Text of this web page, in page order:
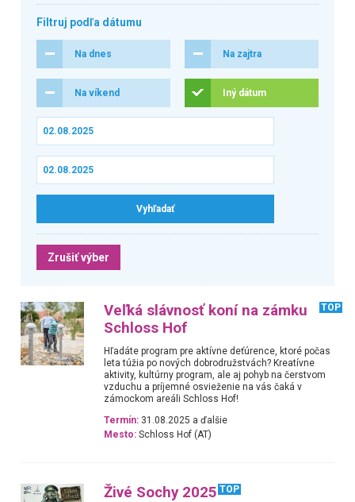
Filtruj podľa dátumu
Na dnes Na zajtra
Na víkend Iný dátum
Zrušiť výber
Veľká slávnosť koní na zámku
Schloss Hof
TOP
Hľadáte program pre aktívne deťúrence, ktoré počas
leta túžia po nových dobrodružstvách? Kreatívne
aktivity, kultúrny program, ale aj pohyb na čerstvom
vzduchu a príjemné osvieženie na vás čaká v
zámockom areáli Schloss Hof!
Termín: 31.08.2025 a ďalšie
Mesto: Schloss Hof (AT)
Živé Sochy 2025 TOP